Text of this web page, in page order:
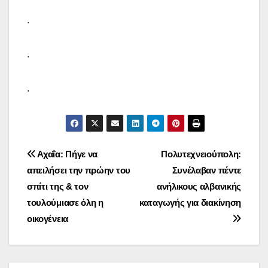
.
.
.
Πλοήγηση
άρθρων
Πολυτεχνειούπολη:
Συνέλαβαν πέντε
ανήλικους αλβανικής
καταγωγής για διακίνηση
Αχαΐα: Πήγε να
απειλήσει την πρώην του
σπίτι της & τον
τουλούμιασε όλη η
οικογένεια